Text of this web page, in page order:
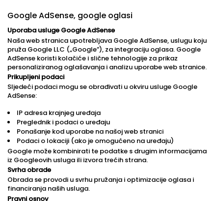
Google AdSense, google oglasi
Uporaba usluge Google AdSense
Naša web stranica upotrebljava Google AdSense, uslugu koju
pruža Google LLC („Google”), za integraciju oglasa. Google
AdSense koristi kolačiće i slične tehnologije za prikaz
personaliziranog oglašavanja i analizu uporabe web stranice.
Prikupljeni podaci
Sljedeći podaci mogu se obrađivati u okviru usluge Google
AdSense:
IP adresa krajnjeg uređaja
Preglednik i podaci o uređaju
Ponašanje kod uporabe na našoj web stranici
Podaci o lokaciji (ako je omogućeno na uređaju)
Google može kombinirati te podatke s drugim informacijama
iz Googleovih usluga ili izvora trećih strana.
Svrha obrade
Obrada se provodi u svrhu pružanja i optimizacije oglasa i
financiranja naših usluga.
Pravni osnov